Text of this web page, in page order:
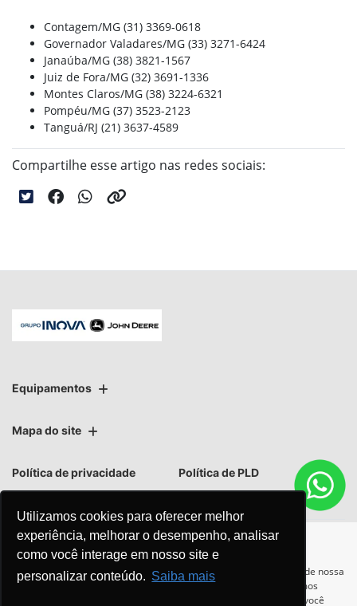
Utilizamos cookies para oferecer melhor
experiência, melhorar o desempenho, analisar
como você interage em nosso site e
personalizar conteúdo. Saiba mais
Contagem/MG (31) 3369-0618
Governador Valadares/MG (33) 3271-6424
Janaúba/MG (38) 3821-1567
Juiz de Fora/MG (32) 3691-1336
Montes Claros/MG (38) 3224-6321
Pompéu/MG (37) 3523-2123
Tanguá/RJ (21) 3637-4589
Compartilhe esse artigo nas redes sociais:
Equipamentos
Mapa do site
Política de privacidade Política de PLD
No trânsito, enxergar o outro
Para otimizar sua experiência durante a navegação, fazemos uso de nossa
política de cookies e para proteger seus dados pessoais respeitamos
. Ao seguir com a navegação e visita você